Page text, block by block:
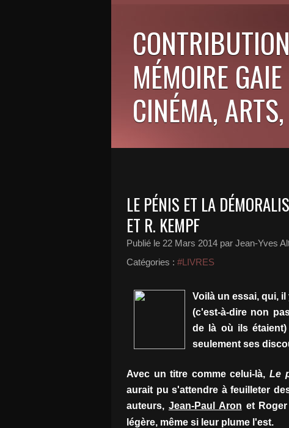
MÉMOIRE
CINÉMA,
LE PÉNIS ET LA
ET R. KEMPF
Publié le 22 Mars 2014 par Jean-Yves
Catégories : #LIVRES
Voilà un essai, qui,
(c'est-à-dire non
de là où ils
seulement ses
Avec un titre comme celui-là, Le
aurait pu s'attendre à feuilleter
auteurs, Jean-Paul Aron et
légère, même si leur plume l'est.